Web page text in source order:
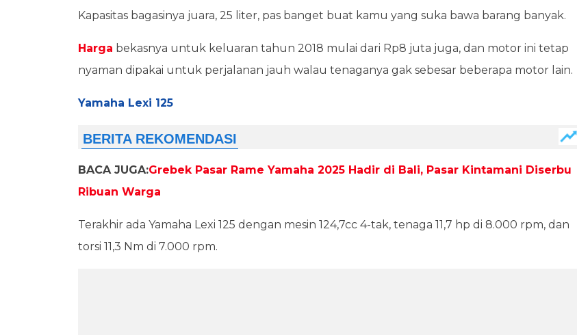
Kapasitas bagasinya juara, 25 liter, pas banget buat kamu yang suka bawa barang banyak.
Harga bekasnya untuk keluaran tahun 2018 mulai dari Rp8 juta juga, dan motor ini tetap
nyaman dipakai untuk perjalanan jauh walau tenaganya gak sebesar beberapa motor lain.
Yamaha Lexi 125
BACA JUGA:Grebek Pasar Rame Yamaha 2025 Hadir di Bali, Pasar Kintamani Diserbu
Ribuan Warga
Terakhir ada Yamaha Lexi 125 dengan mesin 124,7cc 4-tak, tenaga 11,7 hp di 8.000 rpm, dan
torsi 11,3 Nm di 7.000 rpm.